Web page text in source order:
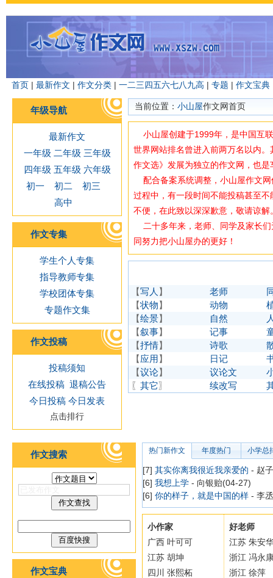
首页 | 最新作文 | 作文分类 | 一二三四五六七八九高 | 专题 | 作文宝典
年级导航
最新作文
一年级 二年级 三年级
四年级 五年级 六年级
初一
初二
初三
高中
作文专集
学生个人专集
指导教师专集
学校团体专集
专题作文集
作文投稿
投稿须知
在线投稿 退稿公告
今日投稿 今日发表
点击排行
当前位置： 小山屋作文网首页
小山屋创建于1999年，是中国互
世界网站排名曾进入前两万名以内
作文选》发展为独立的作文网，也
配合备案系统调整，小山屋作文网
过程中，有一段时间不能投稿甚至
不便，在此致以深深歉意，敬请谅解
二十多年来，老师、同学及家长们
同努力把小山屋办的更好！
【写人 】 老师
【状物】 动物
【绘景】 自然
【叙事】 记事
【抒情】 诗歌
【应用】 日记
【议论】 议论文
〖 其它〗 续改写
作文搜索
作文宝典
热门新作文 年度热门 小学总
[7] 其实你离我很近我亲爱的 - 赵
[6] 我想上学 - 向银贻(04-27)
[6] 你的样子，就是中国的样 - 李
小作家
广西 叶可可
江苏 胡坤
四川 张熙柘
好老师
江苏 朱安
浙江 冯永
浙江 徐萍